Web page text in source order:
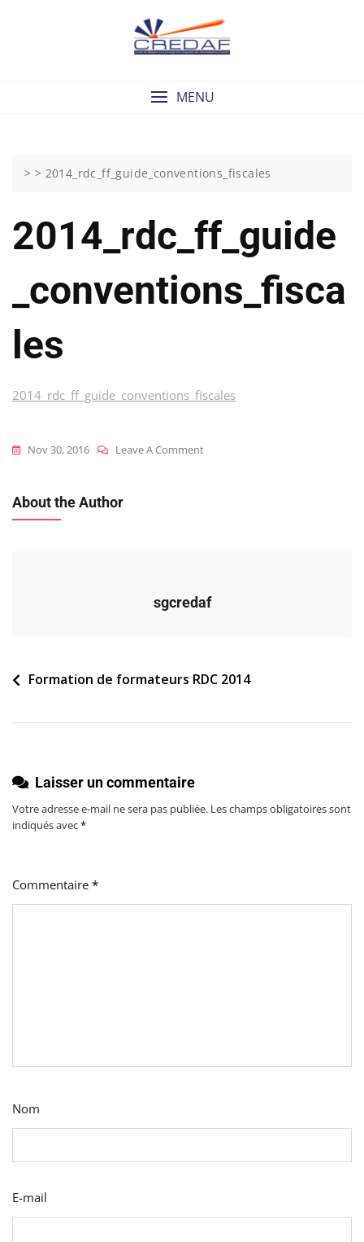
MENU
> > 2014_rdc_ff_guide_conventions_fiscales
2014_rdc_ff_guide
_conventions_fisca
Les
2014_rdc_ff_guide_conventions_fiscales
Nov 30, 2016 Leave A CommentOn
About the Author
sgcredaf
Navigation
l’article
Formation de formateurs RDC 2014
Laisser un commentaire
Votre adresse e-mail ne sera pas publiée. Les champs obligatoires sont
indiqués avec*
Commentaire *
Nom
E-mail